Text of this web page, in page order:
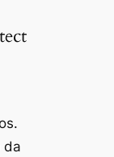
da